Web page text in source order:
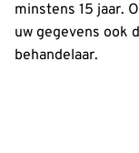
minstens 15 jaar.
uw gegevens ook
behandelaar.